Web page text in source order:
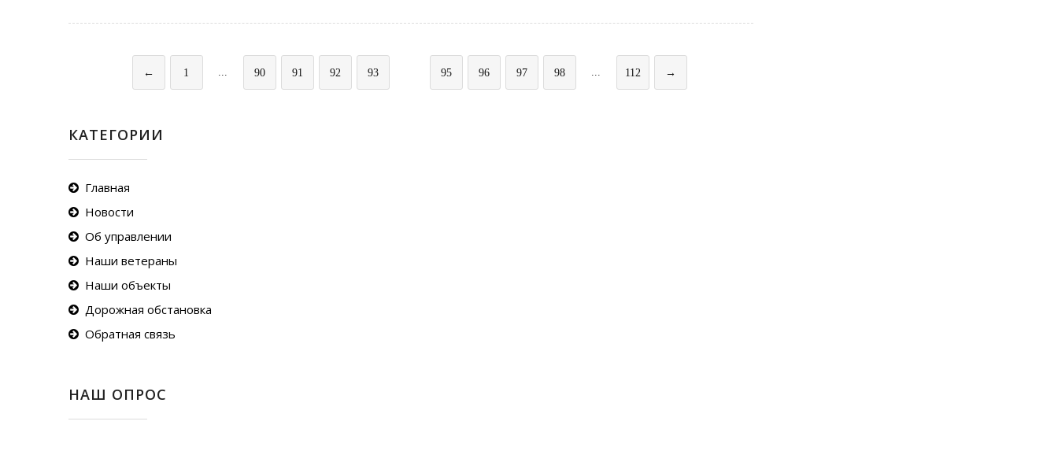
← 1 ... 90 91 92 93 95 96 97 98 ... 112 →
КАТЕГОРИИ
Главная
Новости
Об управлении
Наши ветераны
Наши объекты
Дорожная обстановка
Обратная связь
НАШ ОПРОС